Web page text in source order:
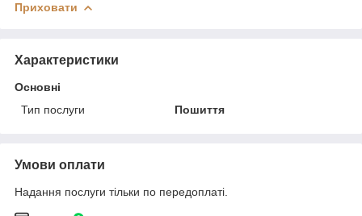
Приховати
Характеристики
Основні
Тип послуги
Пошиття
Умови оплати
Надання послуги тільки по передоплаті.